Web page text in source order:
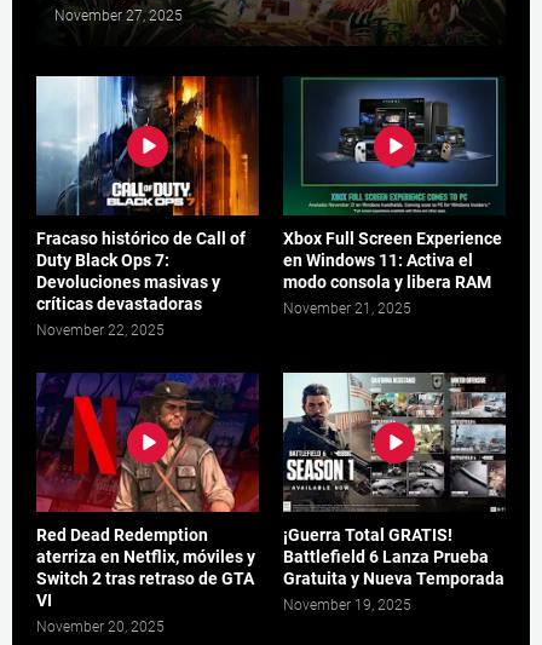
November 27, 2025
Fracaso histórico de Call of
Duty Black Ops 7:
Devoluciones masivas y
críticas devastadoras
November 22, 2025
Xbox Full Screen Experience
en Windows 11: Activa el
modo consola y libera RAM
November 21, 2025
Red Dead Redemption
aterriza en Netflix, móviles y
Switch 2 tras retraso de GTA
VI
November 20, 2025
¡Guerra Total GRATIS!
Battlefield 6 Lanza Prueba
Gratuita y Nueva Temporada
November 19, 2025